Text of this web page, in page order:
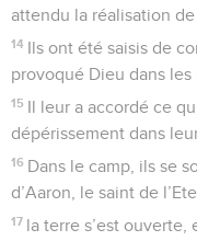
attendu la réalisation de
14 Ils ont été saisis de
provoqué Dieu dans les
15 Il leur a accordé ce
dépérissement dans
16 Dans le camp, ils se
d’Aaron, le saint de
17 la terre s’est ouverte,